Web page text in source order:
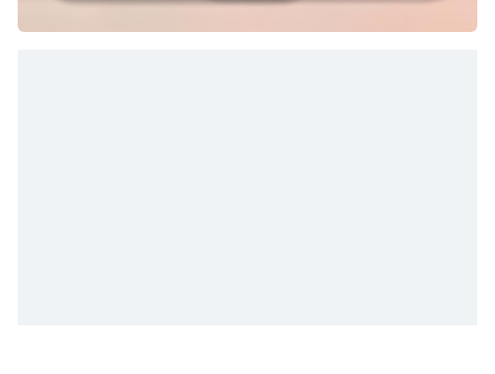
subtitles